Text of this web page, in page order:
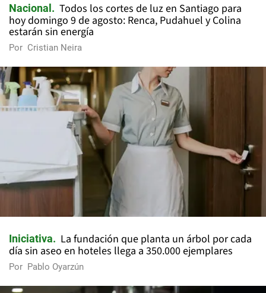
Nacional
Todos los cortes de luz en Santiago para
hoy domingo 9 de agosto: Renca, Pudahuel y Colina
estarán sin energía
Por Cristian Neira
Iniciativa
La fundación que planta un árbol por cada
día sin aseo en hoteles llega a 350.000 ejemplares
Por Pablo Oyarzún